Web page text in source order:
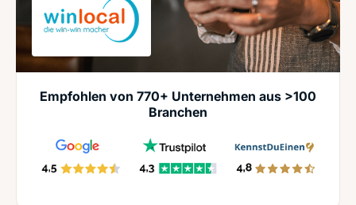
Empfohlen von 770+ Unternehmen aus >100
Branchen